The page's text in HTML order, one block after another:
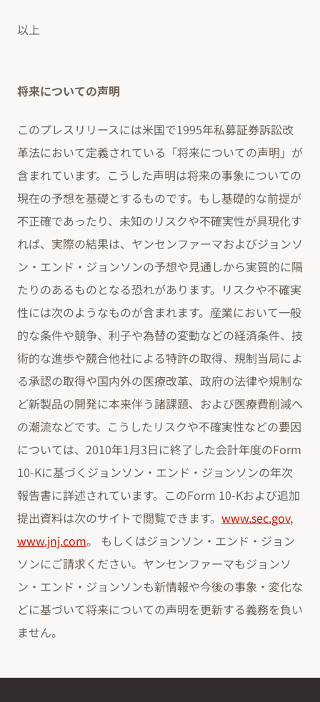
以上
将来についての声明
このプレスリリースには米国で1995年私募証券訴訟改
革法において定義されている「将来についての声明」が
含まれています。こうした声明は将来の事象についての
現在の予想を基礎とするものです。もし基礎的な前提が
不正確であったり、未知のリスクや不確実性が具現化す
れば、実際の結果は、ヤンセンファーマおよびジョンソ
ン・エンド・ジョンソンの予想や見通しから実質的に隔
たりのあるものとなる恐れがあります。リスクや不確実
性には次のようなものが含まれます。産業において一般
的な条件や競争、利子や為替の変動などの経済条件、技
術的な進歩や競合他社による特許の取得、規制当局によ
る承認の取得や国内外の医療改革、政府の法律や規制な
ど新製品の開発に本来伴う諸課題、および医療費削減へ
の潮流などです。こうしたリスクや不確実性などの要因
については、2010年1月3日に終了した会計年度のForm
10-Kに基づくジョンソン・エンド・ジョンソンの年次
報告書に詳述されています。このForm 10-Kおよび追加
提出資料は次のサイトで閲覧できます。 www.sec.gov,
www.jnj.com。 もしくはジョンソン・エンド・ジョン
ソンにご請求ください。ヤンセンファーマもジョンソ
ン・エンド・ジョンソンも新情報や今後の事象・変化な
どに基づいて将来についての声明を更新する義務を負い
ません。